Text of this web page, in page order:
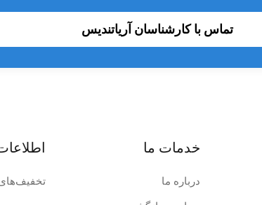
تماس با کارشناسان آریاتندیس
خدمات ما
درباره ما